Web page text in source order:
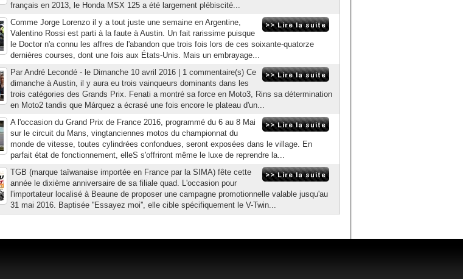
français en 2013, le Honda MSX 125 a été largement plébiscité...
Comme Jorge Lorenzo il y a tout juste une semaine en Argentine,
Valentino Rossi est parti à la faute à Austin. Un fait rarissime puisque
le Doctor n'a connu les affres de l'abandon que trois fois lors de ces soixante-quatorze
dernières courses, dont une fois aux États-Unis. Mais un embrayage...
Par André Lecondé - le Dimanche 10 avril 2016 | 1 commentaire(s) Ce
dimanche à Austin, il y aura eu trois vainqueurs dominants dans les
trois catégories des Grands Prix. Fenati a montré sa force en Moto3, Rins sa détermination
en Moto2 tandis que Márquez a écrasé une fois encore le plateau d'un...
A l'occasion du Grand Prix de France 2016, programmé du 6 au 8 Mai
sur le circuit du Mans, vingtanciennes motos du championnat du
monde de vitesse, toutes cylindrées confondues, seront exposées dans le village. En
parfait état de fonctionnement, elleS s'offriront même le luxe de reprendre la...
TGB (marque taïwanaise importée en France par la SIMA) fête cette
année le dixième anniversaire de sa filiale quad. L'occasion pour
l'importateur localisé à Beaune de proposer une campagne promotionnelle valable jusqu'au
31 mai 2016. Baptisée ''Essayez moi'', elle cible spécifiquement le V-Twin...